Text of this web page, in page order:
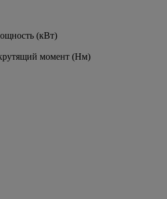
(кВт)
момент (Нм)